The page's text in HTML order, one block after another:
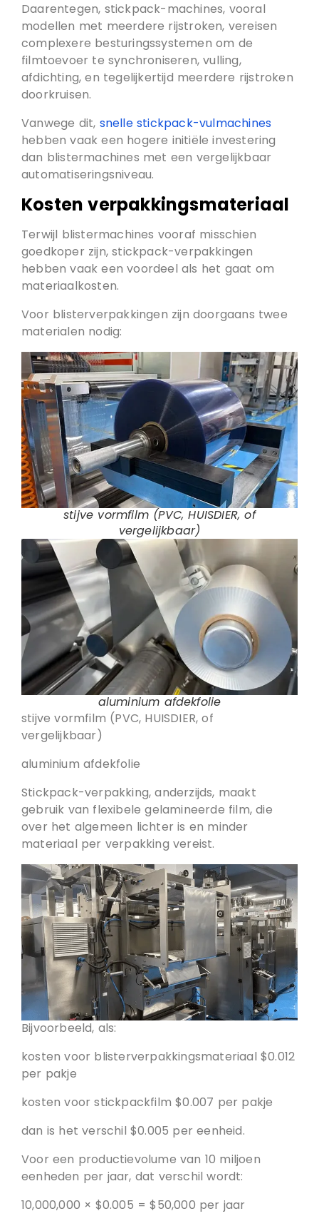
Daarentegen, stickpack-machines, vooral
modellen met meerdere rijstroken, vereisen
complexere besturingssystemen om de
filmtoevoer te synchroniseren, vulling,
afdichting, en tegelijkertijd meerdere rijstroken
doorkruisen.
Vanwege dit, snelle stickpack-vulmachines
hebben vaak een hogere initiële investering
dan blistermachines met een vergelijkbaar
automatiseringsniveau.
Kosten verpakkingsmateriaal
Terwijl blistermachines vooraf misschien
goedkoper zijn, stickpack-verpakkingen
hebben vaak een voordeel als het gaat om
materiaalkosten.
Voor blisterverpakkingen zijn doorgaans twee
materialen nodig:
stijve vormfilm (PVC, HUISDIER, of
vergelijkbaar)
aluminium afdekfolie
stijve vormfilm (PVC, HUISDIER, of
vergelijkbaar)
aluminium afdekfolie
Stickpack-verpakking, anderzijds, maakt
gebruik van flexibele gelamineerde film, die
over het algemeen lichter is en minder
materiaal per verpakking vereist.
Bijvoorbeeld, als:
kosten voor blisterverpakkingsmateriaal $0.012
per pakje
kosten voor stickpackfilm $0.007 per pakje
dan is het verschil $0.005 per eenheid.
Voor een productievolume van 10 miljoen
eenheden per jaar, dat verschil wordt:
10,000,000 × $0.005 = $50,000 per jaar